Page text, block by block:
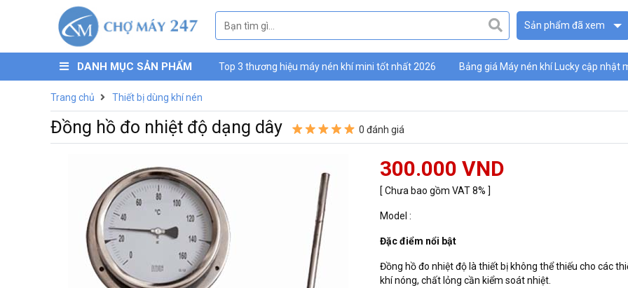
Sản phẩm đã xem
DANH MỤC SẢN PHẨM Top 3 thương hiệu máy nén khí mini tốt nhất 2026 Bảng giá Máy nén khí Lucky cập nhật
Trang chủ Thiết bị dùng khí nén
Đồng hồ đo nhiệt độ dạng dây 0 đánh giá
300.000 VND
[ Chưa bao gồm VAT 8% ]
Model :
Đặc điểm nổi bật
Đồng hồ đo nhiệt độ là thiết bị không thể thiếu cho các
khí nóng, chất lỏng cần kiểm soát nhiệt.